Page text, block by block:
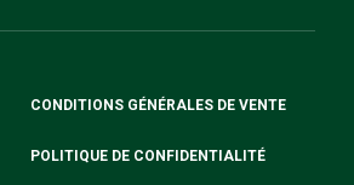
CONDITIONS GÉNÉRALES DE VENTE
POLITIQUE DE CONFIDENTIALITÉ